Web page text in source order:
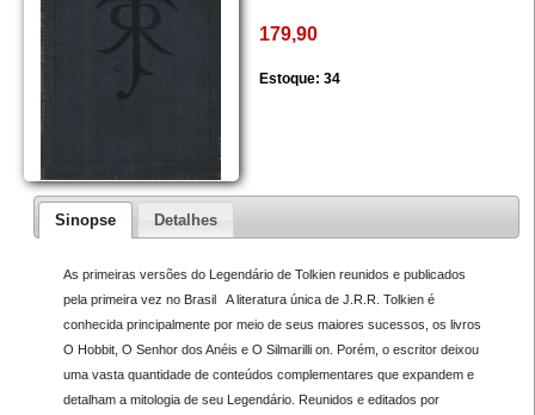
179,90
Estoque: 34
Sinopse Detalhes
As primeiras versões do Legendário de Tolkien reunidos e publicados
pela primeira vez no Brasil A literatura única de J.R.R. Tolkien é
conhecida principalmente por meio de seus maiores sucessos, os livros
O Hobbit, O Senhor dos Anéis e O Silmarilli on. Porém, o escritor deixou
uma vasta quantidade de conteúdos complementares que expandem e
detalham a mitologia de seu Legendário. Reunidos e editados por